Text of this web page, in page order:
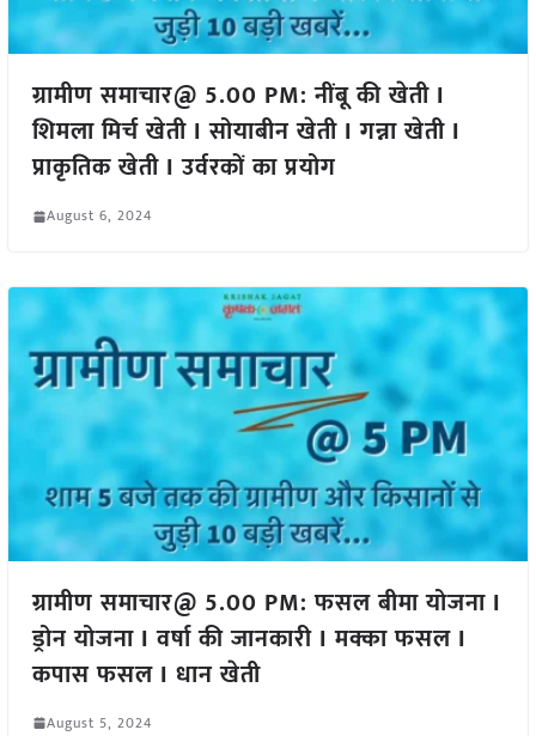
ग्रामीण समाचार@ 5.00 PM: नींबू की खेती I
शिमला मिर्च खेती I सोयाबीन खेती I गन्ना खेती I
प्राकृतिक खेती I उर्वरकों का प्रयोग
August 6, 2024
ग्रामीण समाचार@ 5.00 PM: फसल बीमा योजना I
ड्रोन योजना I वर्षा की जानकारी I मक्का फसल I
कपास फसल I धान खेती
August 5, 2024